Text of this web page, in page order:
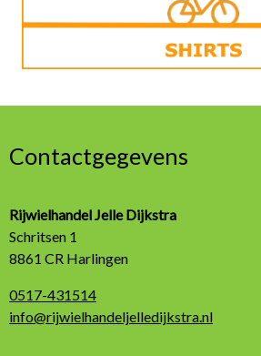
Contactgegevens
Rijwielhandel Jelle Dijkstra
Schritsen 1
8861 CR Harlingen
0517-431514
info@rijwielhandeljelledijkstra.nl